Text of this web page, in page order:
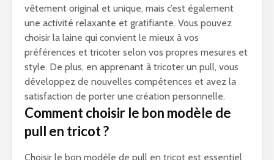
vêtement original et unique, mais c’est également
une activité relaxante et gratifiante. Vous pouvez
choisir la laine qui convient le mieux à vos
préférences et tricoter selon vos propres mesures et
style. De plus, en apprenant à tricoter un pull, vous
développez de nouvelles compétences et avez la
satisfaction de porter une création personnelle.
Comment choisir le bon modèle de
pull en tricot ?
Choisir le bon modèle de pull en tricot est essentiel